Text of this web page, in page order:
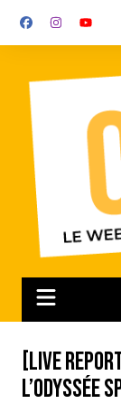
[LIVE
L’Odyssée